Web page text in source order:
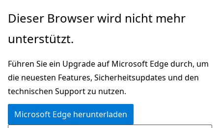
Zu
wechseln
Dieser Browser wird nicht mehr
unterstützt.
Führen Sie ein Upgrade auf Microsoft Edge durch, um
die neuesten Features, Sicherheitsupdates und den
technischen Support zu nutzen.
Microsoft Edge herunterladen